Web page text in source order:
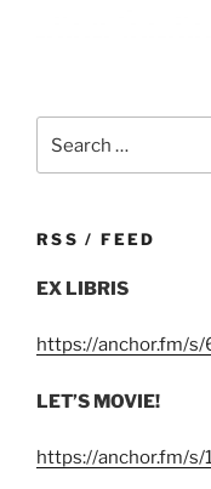
for:
RSS / FEED
EX LIBRIS
https://anchor.fm/
LET’S MOVIE!
https://anchor.fm/